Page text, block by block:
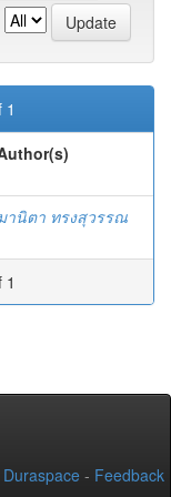
1
านิตา ทรงสุวรรณ
1
Duraspace - Feedback